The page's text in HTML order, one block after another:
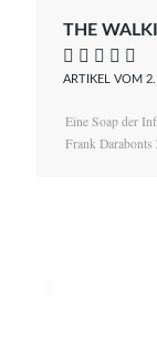
THE
    
ARTIKEL VOM
Eine Soap der
Frank Darabonts